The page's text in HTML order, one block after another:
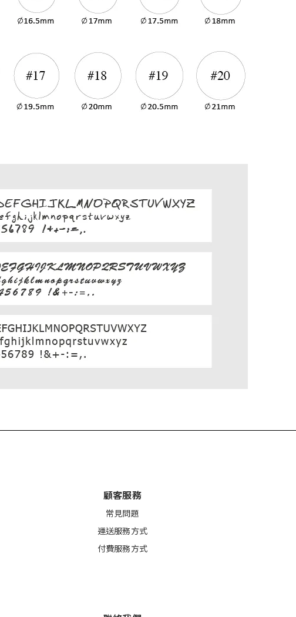
顧客服務
常見問題
運送服務方式
付費服務方式